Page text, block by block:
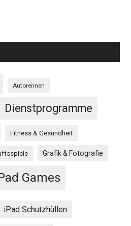
Autorennen
Dienstprogramme
Fitness & Gesundheit
Grafik & Fotografie
Games
iPad Schutzhüllen